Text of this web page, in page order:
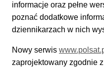
informacje oraz pełne
poznać dodatkowe
dziennikarzach w nich
Nowy serwis
zaprojektowany zgodnie